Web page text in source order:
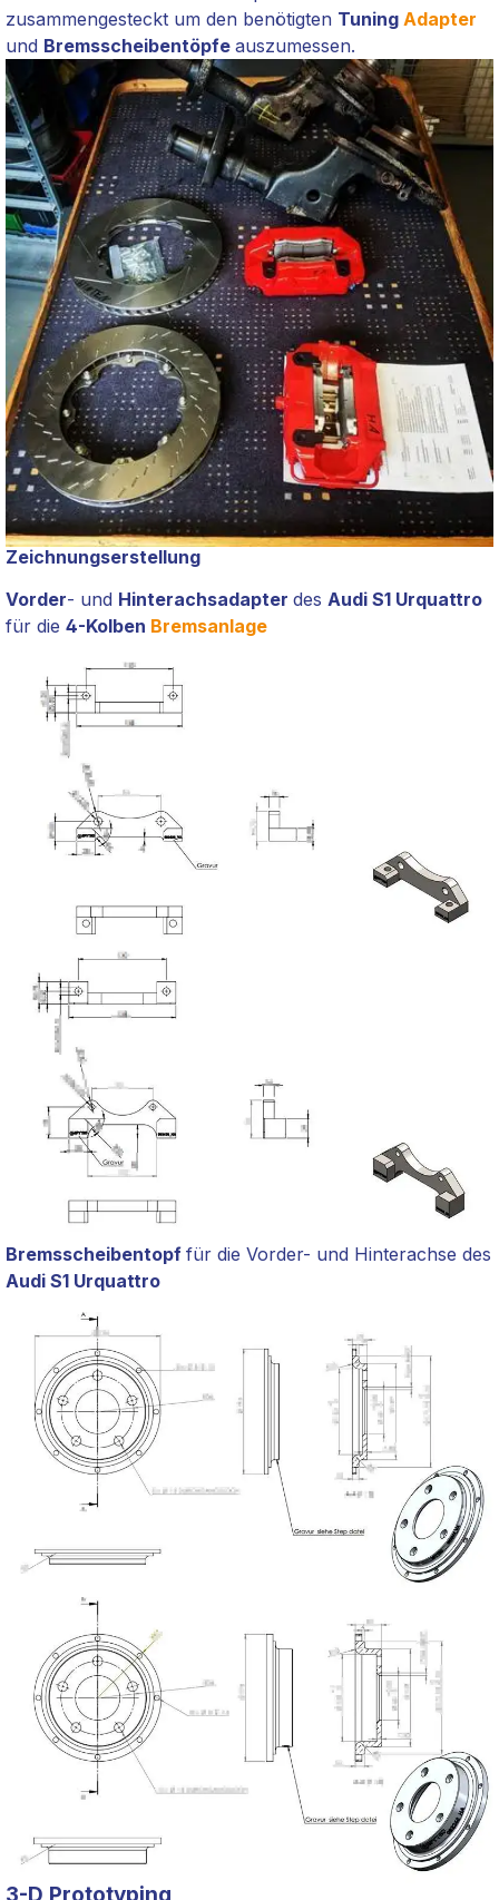
zusammengesteckt um den benötigten Tuning Adapter
und Bremsscheibentöpfe auszumessen.
Zeichnungserstellung
Vorder- und Hinterachsadapter des Audi S1 Urquattro
für die 4-Kolben Bremsanlage
Bremsscheibentopf für die Vorder- und Hinterachse des
Audi S1 Urquattro